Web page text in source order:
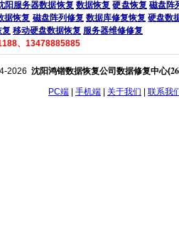
阳服务器数据恢复 数据恢复 硬盘恢复 磁盘阵
据恢复 磁盘阵列修复 数据库修复恢复 硬盘数
复 移动硬盘数据恢复 服务器维修修复
、13478885885
2026 沈阳鸿锴数据恢复公司数据修复中心(
PC端 手机端 关于我们 联系我